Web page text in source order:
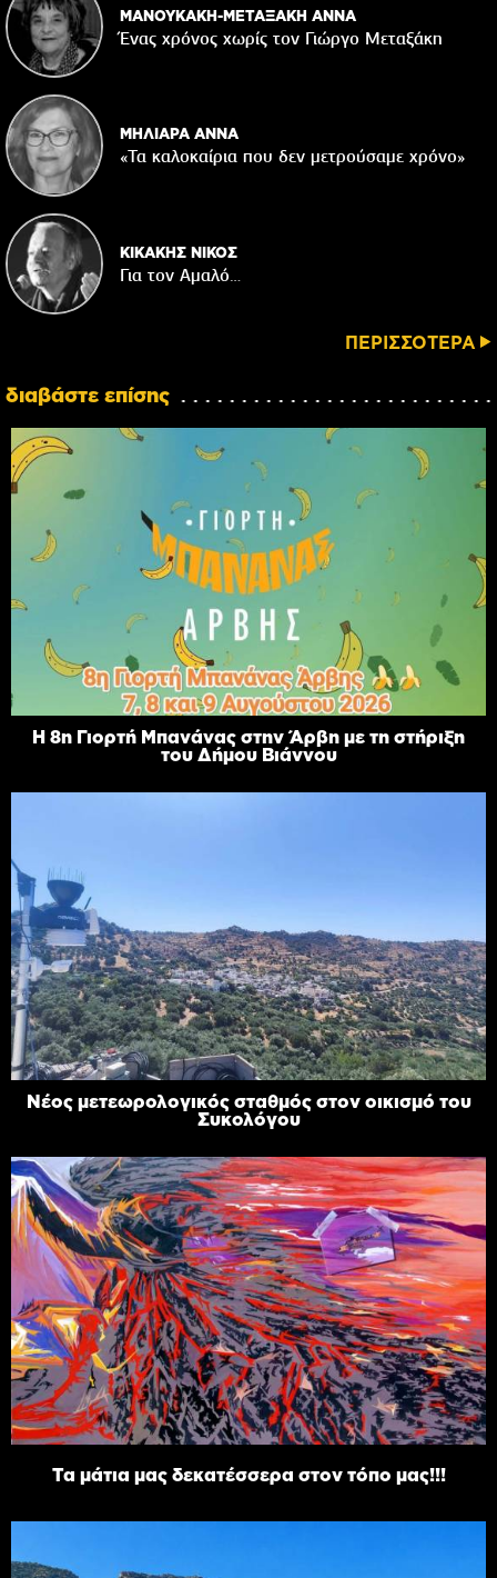
ΜΑΝΟΥΚΑΚΗ-ΜΕΤΑΞΑΚΗ ΑΝΝΑ
Ένας χρόνος χωρίς τον Γιώργο Μεταξάκη
ΜΗΛΙΑΡΑ ΑΝΝΑ
«Τα καλοκαίρια που δεν μετρούσαμε χρόνο»
ΚΙΚΑΚΗΣ ΝΙΚΟΣ
Για τον Αμαλό…
ΠΕΡΙΣΣΟΤΕΡΑ
διαβάστε επίσης
Η 8η Γιορτή Μπανάνας στην Άρβη με τη στήριξη
του Δήμου Βιάννου
Νέος μετεωρολογικός σταθμός στον οικισμό του
Συκολόγου
Τα μάτια μας δεκατέσσερα στον τόπο μας!!!